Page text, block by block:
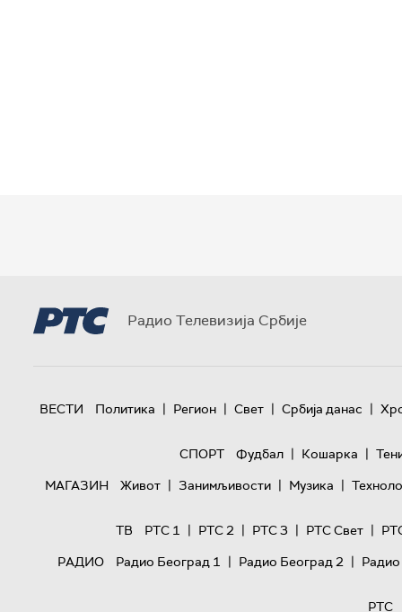
Радио Телевизија Србије
ВЕСТИ Политика | Регион | Свет | Србија данас |
СПОРТ
Фудбал | Кошарка |
МАГАЗИН
Живот | Занимљивости | Музика |
ТВ
РТС 1 | РТС 2 | РТС 3 | РТС Свет |
РАДИО
Радио Београд 1 | Радио Београд 2 |
РТС